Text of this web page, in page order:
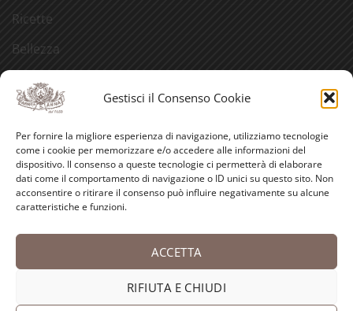
Gestisci il Consenso Cookie
Per fornire la migliore esperienza di navigazione, utilizziamo tecnologie
come i cookie per memorizzare e/o accedere alle informazioni del
dispositivo. Il consenso a queste tecnologie ci permetterà di elaborare
dati come il comportamento di navigazione o ID unici su questo sito. Non
acconsentire o ritirare il consenso può influire negativamente su alcune
caratteristiche e funzioni.
ACCETTA
RIFIUTA E CHIUDI
Ricette
Bellezza
Aforismi
Eventi
Video
Curiosità
Express
Antica Farmacia-Erboristeria Sant'Anna